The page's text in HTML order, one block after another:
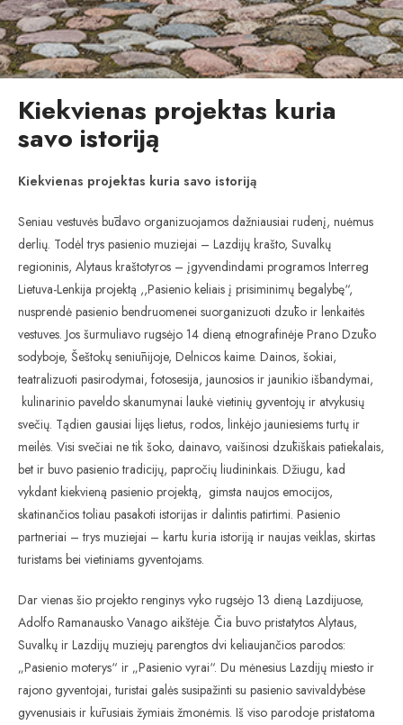
Kiekvienas projektas kuria
savo istoriją
Kiekvienas projektas kuria savo istoriją
Seniau vestuvės būdavo organizuojamos dažniausiai rudenį, nuėmus
derlių. Todėl trys pasienio muziejai – Lazdijų krašto, Suvalkų
regioninis, Alytaus kraštotyros – įgyvendindami programos Interreg
Lietuva-Lenkija projektą ,,Pasienio keliais į prisiminimų begalybę“,
nusprendė pasienio bendruomenei suorganizuoti dzūko ir lenkaitės
vestuves. Jos šurmuliavo rugsėjo 14 dieną etnografinėje Prano Dzūko
sodyboje, Šeštokų seniūnijoje, Delnicos kaime. Dainos, šokiai,
teatralizuoti pasirodymai, fotosesija, jaunosios ir jaunikio išbandymai,
kulinarinio paveldo skanumynai laukė vietinių gyventojų ir atvykusių
svečių. Tądien gausiai lijęs lietus, rodos, linkėjo jauniesiems turtų ir
meilės. Visi svečiai ne tik šoko, dainavo, vaišinosi dzūkiškais patiekalais,
bet ir buvo pasienio tradicijų, papročių liudininkais. Džiugu, kad
vykdant kiekvieną pasienio projektą, gimsta naujos emocijos,
skatinančios toliau pasakoti istorijas ir dalintis patirtimi. Pasienio
partneriai – trys muziejai – kartu kuria istoriją ir naujas veiklas, skirtas
turistams bei vietiniams gyventojams.
Dar vienas šio projekto renginys vyko rugsėjo 13 dieną Lazdijuose,
Adolfo Ramanausko Vanago aikštėje. Čia buvo pristatytos Alytaus,
Suvalkų ir Lazdijų muziejų parengtos dvi keliaujančios parodos:
„Pasienio moterys“ ir „Pasienio vyrai“. Du mėnesius Lazdijų miesto ir
rajono gyventojai, turistai galės susipažinti su pasienio savivaldybėse
gyvenusiais ir kūrusiais žymiais žmonėmis. Iš viso parodoje pristatoma